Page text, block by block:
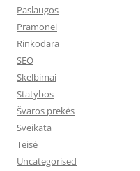
Paslaugos
Pramonei
Rinkodara
SEO
Skelbimai
Statybos
Švaros prekės
Sveikata
Teisė
Uncategorised